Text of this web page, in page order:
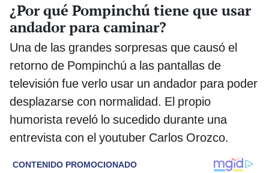
¿Por qué Pompinchú tiene que usar
andador para caminar?
Una de las grandes sorpresas que causó el
retorno de Pompinchú a las pantallas de
televisión fue verlo usar un andador para poder
desplazarse con normalidad. El propio
humorista reveló lo sucedido durante una
entrevista con el youtuber Carlos Orozco.